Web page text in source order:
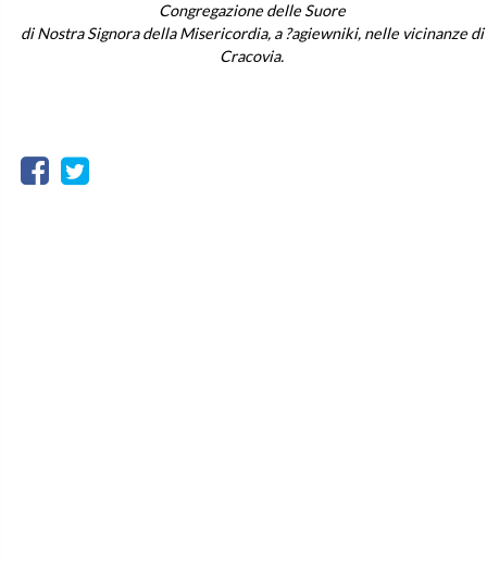
Congregazione delle Suore
di Nostra Signora della Misericordia, a ?agiewniki, nelle vicinanze di
Cracovia.